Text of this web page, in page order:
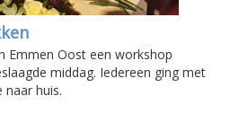
Emmen Oost een workshop
middag. Iedereen ging met
huis.